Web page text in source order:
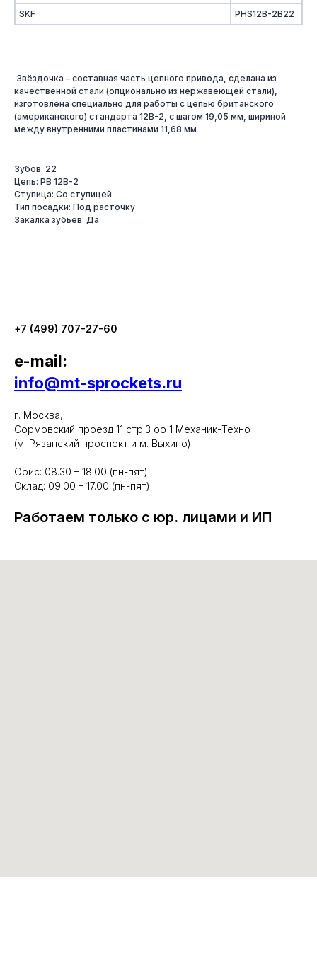
SKF PHS12B-2B22
Звёздочка – составная часть цепного привода, сделана из
качественной стали (опционально из нержавеющей стали),
изготовлена специально для работы с цепью британского
(американского) стандарта 12B-2, с шагом 19,05 мм, шириной
между внутренними пластинами 11,68 мм
Зубов: 22
Цепь: PB 12B-2
Ступица: Со ступицей
Тип посадки: Под расточку
Закалка зубьев: Да
+7 (499) 707-27-60
e-mail:
info@mt-sprockets.ru
г. Москва,
Сормовский проезд 11 стр.3 оф 1 Механик-Техно
(м. Рязанский проспект и м. Выхино)
Офис: 08.30 – 18.00 (пн-пят)
Склад: 09.00 – 17.00 (пн-пят)
Работаем только с юр. лицами и ИП